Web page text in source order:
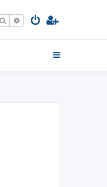
Ara Gelişmiş arama